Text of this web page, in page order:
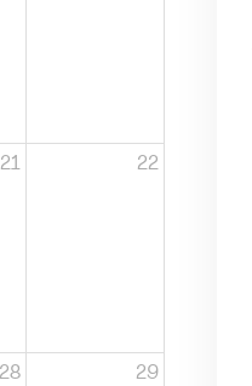
21 22
28 29